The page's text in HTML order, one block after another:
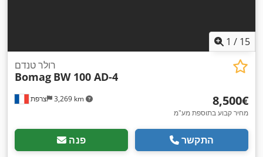
1 / 15
צרפת 3,269 km
רולר טנדם
Bomag BW 100 AD-4
‏8,500 ‏€
מחיר קבוע בתוספת מע"מ
פנה התקשר